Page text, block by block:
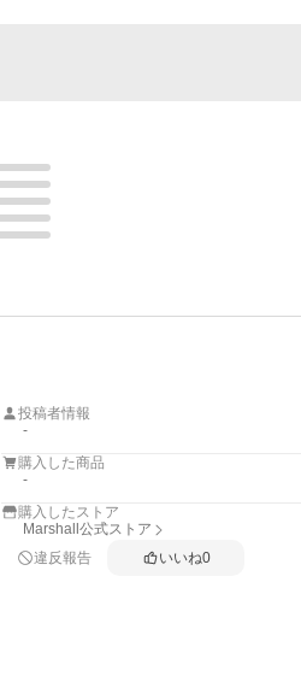
投稿者情報
-
購入した商品
-
購入したストア
Marshall公式ストア
違反報告
いいね0